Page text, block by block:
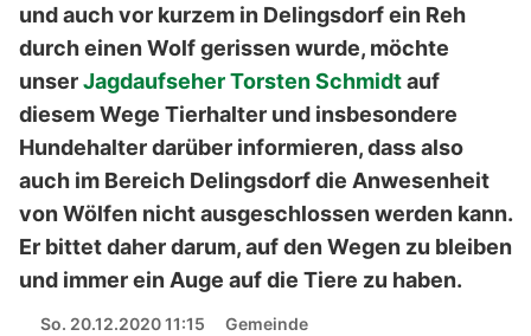
und auch vor kurzem in Delingsdorf ein Reh
durch einen Wolf gerissen wurde, möchte
unserJagdaufseher Torsten Schmidtauf
diesem Wege Tierhalter und insbesondere
Hundehalter darüber informieren, dass also
auch im Bereich Delingsdorf die Anwesenheit
von Wölfen nicht ausgeschlossen werden kann.
Er bittet daher darum, auf den Wegen zu bleiben
und immer ein Auge auf die Tiere zu haben.
So. 20.12.2020 11:15 Gemeinde